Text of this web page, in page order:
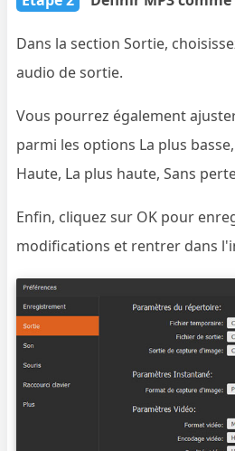
Dans la section Sortie,
audio de sortie.
Vous pourrez également
parmi les options La plus
Haute, La plus haute, Sans
Enfin, cliquez sur OK pour
modifications et rentrer dans